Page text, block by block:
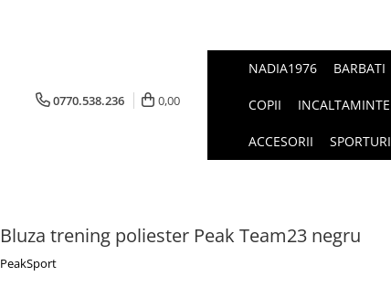
0770.538.236 0,00
NADIA1976 BARBATI
COPII INCALTAMINTE
ACCESORII SPORTURI
Bluza trening poliester Peak Team23 negru
PeakSport